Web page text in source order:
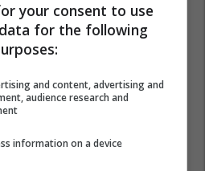
your consent to use
for the following
and content, advertising and
audience research and
information on a device